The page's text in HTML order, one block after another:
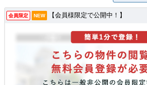
会員限定 NEW 【会員様限定で公開中！】